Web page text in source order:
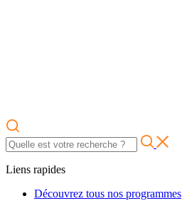
Liens rapides
Découvrez tous nos programmes